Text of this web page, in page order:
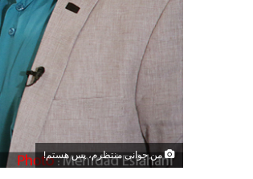
من جوانی منتظرم، پس هستم!